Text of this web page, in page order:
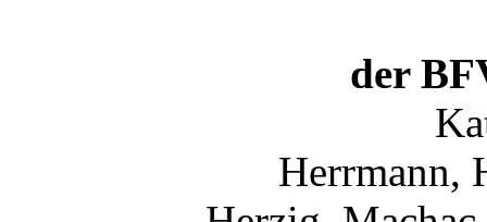
der
Herrmann,